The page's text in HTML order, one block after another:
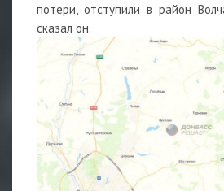
потери, отступили в район
сказал он.